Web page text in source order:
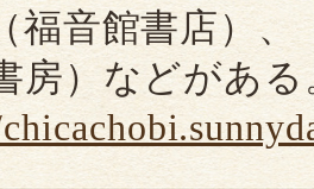
福音館書店）、
房）などがある